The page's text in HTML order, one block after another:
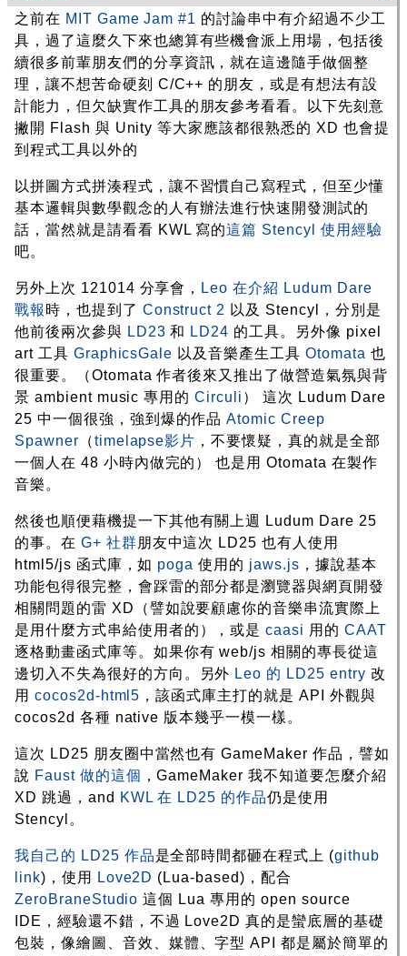
之前在 MIT Game Jam #1 的討論串中有介紹過不少工
具，過了這麼久下來也總算有些機會派上用場，包括後
續很多前輩朋友們的分享資訊，就在這邊隨手做個整
理，讓不想苦命硬刻 C/C++ 的朋友，或是有想法有設
計能力，但欠缺實作工具的朋友參考看看。以下先刻意
撇開 Flash 與 Unity 等大家應該都很熟悉的 XD 也會提
到程式工具以外的
以拼圖方式拼湊程式，讓不習慣自己寫程式，但至少懂
基本邏輯與數學觀念的人有辦法進行快速開發測試的
話，當然就是請看看 KWL 寫的這篇 Stencyl 使用經驗
吧。
另外上次 121014 分享會，
Leo 在介紹 Ludum Dare
戰報 時，也提到了 Construct 2 以及 Stencyl，分別是
他前後兩次參與 LD23 和 LD24 的工具。另外像 pixel
art 工具 GraphicsGale 以及音樂產生工具 Otomata 也
很重要。（Otomata 作者後來又推出了做營造氣氛與背
景 ambient music 專用的Circuli ） 這次 Ludum Dare
25 中一個很強，強到爆的作品Atomic Creep
Spawner （timelapse影片 ，不要懷疑，真的就是全部
一個人在 48 小時內做完的） 也是用 Otomata 在製作
音樂。
然後也順便藉機提一下其他有關上週 Ludum Dare 25
的事。在 G+ 社群朋友中這次 LD25 也有人使用
html5/js 函式庫，如 poga 使用的 jaws.js ，據說基本
功能包得很完整，會踩雷的部分都是瀏覽器與網頁開發
相關問題的雷 XD（譬如說要顧慮你的音樂串流實際上
是用什麼方式串給使用者的），或是caasi 用的 CAAT
逐格動畫函式庫等。如果你有 web/js 相關的專長從這
邊切入不失為很好的方向。另外 Leo 的 LD25 entry 改
用 cocos2d-html5 ，該函式庫主打的就是 API 外觀與
cocos2d 各種 native 版本幾乎一模一樣。
這次 LD25 朋友圈中當然也有 GameMaker 作品，譬如
說 Faust 做的這個 ，GameMaker 我不知道要怎麼介紹
XD 跳過，and KWL 在 LD25 的作品仍是使用
Stencyl。
我自己的 LD25 作品是全部時間都砸在程式上 (github
link)，使用 Love2D (Lua-based)，配合
ZeroBraneStudio 這個 Lua 專用的 open source
IDE，經驗還不錯，不過 Love2D 真的是蠻底層的基礎
包裝，像繪圖、音效、媒體、字型 API 都是屬於簡單的